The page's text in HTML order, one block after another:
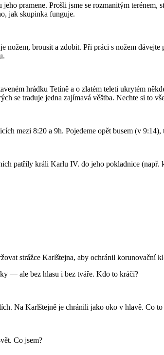
pramene. Prošli jsme se rozmanitým
jak skupinka funguje.
brousit a zdobit. Při práci s nožem
hrádku Tetíně a o zlatém teleti ukrytém
se traduje jedna zajímavá věštba. Nechte si to
mezi 8:20 a 9h. Pojedeme opět busem (v
patřily králi Karlu IV. do jeho pokladnice (např.
strážce Karlštejna, aby ochránil korunovační
— ale bez hlasu i bez tváře. Kdo to kráčí?
Na Karlštejně je chránili jako oko v hlavě. Co to
Co jsem?